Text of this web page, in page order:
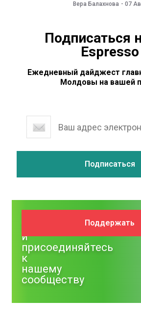
Вера Балахнова - 07
Подписаться
Espresso
Ежедневный дайджест
Молдовы на вашей
и
присоединяйтесь
к
нашему
сообществу
Поддержать